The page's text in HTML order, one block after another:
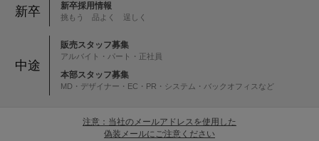
新卒 新卒採用情報
挑もう 品よく 逞しく
中途
販売スタッフ募集
アルバイト・パート・正社員
本部スタッフ募集
MD・デザイナー・EC・PR・システム・バックオフィスなど
注意：当社のメールアドレスを使用した
偽装メールにご注意ください